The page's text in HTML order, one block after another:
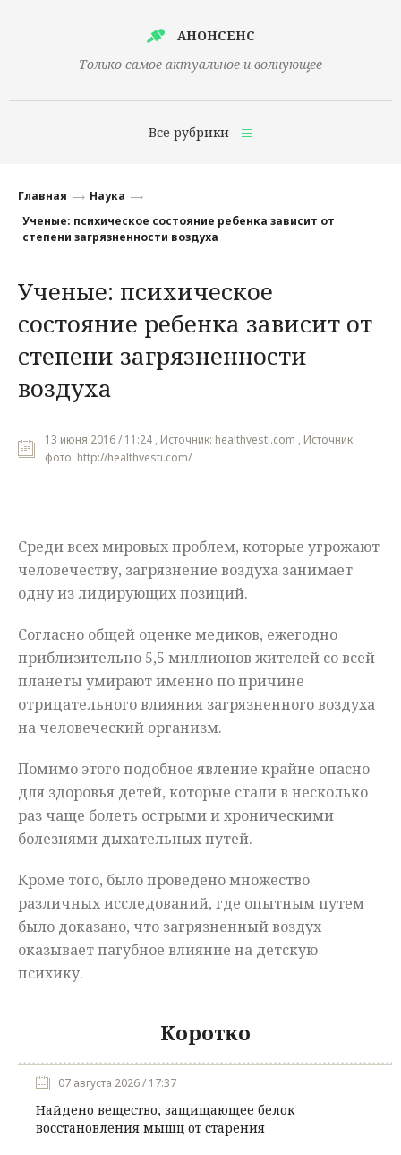
АНОНСЕНС
Только самое актуальное и волнующее
Все рубрики
Финансы
Наука
Культура
Общество
Политика
Происшествия
Главная
Наука
Ученые: психическое состояние ребенка зависит от
степени загрязненности воздуха
Ученые: психическое
состояние ребенка зависит от
степени загрязненности
воздуха
13 июня 2016 / 11:24 , Источник: healthvesti.com , Источник
фото: http://healthvesti.com/
Среди всех мировых проблем, которые угрожают
человечеству, загрязнение воздуха занимает
одну из лидирующих позиций.
Согласно общей оценке медиков, ежегодно
приблизительно 5,5 миллионов жителей со всей
планеты умирают именно по причине
отрицательного влияния загрязненного воздуха
на человеческий организм.
Помимо этого подобное явление крайне опасно
для здоровья детей, которые стали в несколько
раз чаще болеть острыми и хроническими
болезнями дыхательных путей.
Кроме того, было проведено множество
различных исследований, где опытным путем
было доказано, что загрязненный воздух
оказывает пагубное влияние на детскую
психику.
Коротко
07 августа 2026 / 17:37
Найдено вещество, защищающее белок
восстановления мышц от старения